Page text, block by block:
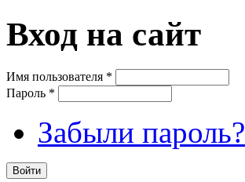
Вход на сайт
Имя пользователя *
Пароль *
Забыли пароль?